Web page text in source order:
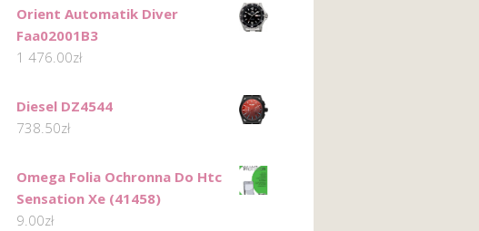
Orient Automatik Diver
Faa02001B3
1 476.00zł
Diesel DZ4544
738.50zł
Omega Folia Ochronna Do Htc
Sensation Xe (41458)
9.00zł